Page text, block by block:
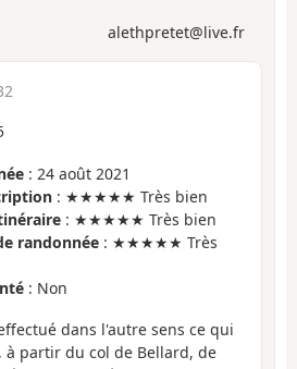
alethpretet@live.fr
: 24 août 2021
: ★★★★★ Très bien
: ★★★★★ Très bien
randonnée : ★★★★★ Très
: Non
dans l'autre sens ce qui
à partir du col de Bellard, de